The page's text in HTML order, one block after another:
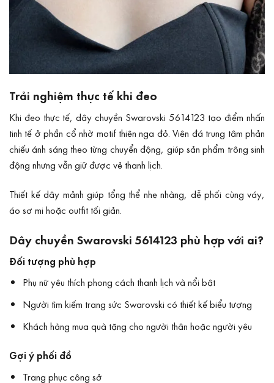
Trải nghiệm thực tế khi đeo
Khi đeo thực tế, dây chuyền Swarovski 5614123 tạo điểm nhấn
tinh tế ở phần cổ nhờ motif thiên nga đỏ. Viên đá trung tâm phản
chiếu ánh sáng theo từng chuyển động, giúp sản phẩm trông sinh
động nhưng vẫn giữ được vẻ thanh lịch.
Thiết kế dây mảnh giúp tổng thể nhẹ nhàng, dễ phối cùng váy,
áo sơ mi hoặc outfit tối giản.
Dây chuyền Swarovski 5614123 phù hợp với ai?
Đối tượng phù hợp
Phụ nữ yêu thích phong cách thanh lịch và nổi bật
Người tìm kiếm trang sức Swarovski có thiết kế biểu tượng
Khách hàng mua quà tặng cho người thân hoặc người yêu
Gợi ý phối đồ
Trang phục công sở